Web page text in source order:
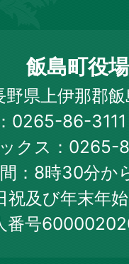
飯島町役場
県上伊那郡
0265-86-
クス：0265-
：8時30分か
祝及び年末年
番号